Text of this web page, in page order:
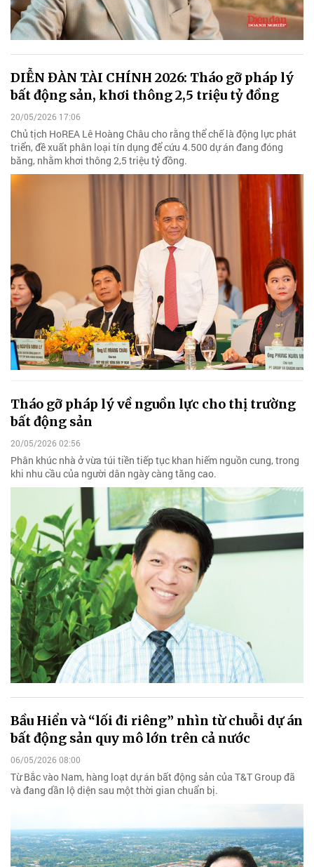
DIỄN ĐÀN TÀI CHÍNH 2026: Tháo gỡ pháp lý
bất động sản, khơi thông 2,5 triệu tỷ đồng
20/05/2026 17:06
Chủ tịch HoREA Lê Hoàng Châu cho rằng thể chế là động lực phát
triển, đề xuất phân loại tín dụng để cứu 4.500 dự án đang đóng
băng, nhằm khơi thông 2,5 triệu tỷ đồng.
Tháo gỡ pháp lý về nguồn lực cho thị trường
bất động sản
20/05/2026 02:56
Phân khúc nhà ở vừa túi tiền tiếp tục khan hiếm nguồn cung, trong
khi nhu cầu của người dân ngày càng tăng cao.
Bầu Hiển và “lối đi riêng” nhìn từ chuỗi dự án
bất động sản quy mô lớn trên cả nước
06/05/2026 08:00
Từ Bắc vào Nam, hàng loạt dự án bất động sản của T&T Group đã
và đang dần lộ diện sau một thời gian chuẩn bị.